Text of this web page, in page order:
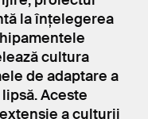
la înțelegerea
cultura
de adaptare a
Aceste
a culturii